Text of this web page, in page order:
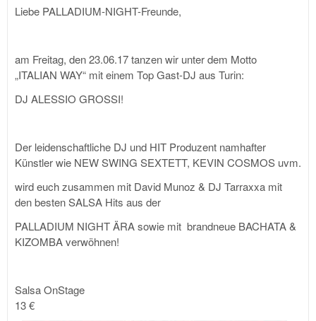
Liebe PALLADIUM-NIGHT-Freunde,
am Freitag, den 23.06.17 tanzen wir unter dem Motto
„ITALIAN WAY“ mit einem Top Gast-DJ aus Turin:
DJ ALESSIO GROSSI!
Der leidenschaftliche DJ und HIT Produzent namhafter
Künstler wie NEW SWING SEXTETT, KEVIN COSMOS uvm.
wird euch zusammen mit David Munoz & DJ Tarraxxa mit
den besten SALSA Hits aus der
PALLADIUM NIGHT ÄRA sowie mit brandneue BACHATA &
KIZOMBA verwöhnen!
Salsa OnStage
13 €